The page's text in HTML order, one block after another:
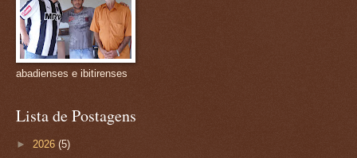
abadienses e ibitirenses
Lista de Postagens
► 2026 (5)